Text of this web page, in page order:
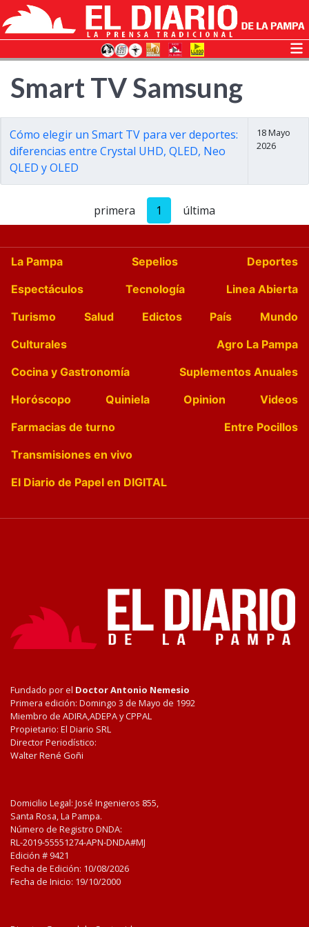
Smart TV Samsung
Cómo elegir un Smart TV para ver deportes:
diferencias entre Crystal UHD, QLED, Neo
QLED y OLED
18 Mayo
2026
primera 1 última
La Pampa Sepelios
Deportes
Espectáculos
Tecnología
Linea Abierta
Turismo
Salud Edictos País
Mundo
Culturales
Agro La Pampa
Cocina y Gastronomía
Suplementos Anuales
Horóscopo
Quiniela Opinion
Videos
Farmacias de turno
Entre Pocillos
Transmisiones en vivo
El Diario de Papel en DIGITAL
Fundado por el Doctor Antonio Nemesio
Primera edición: Domingo 3 de Mayo de 1992
Miembro de ADIRA,ADEPA y CPPAL
Propietario: El Diario SRL
Director Periodístico:
Walter René Goñi
Domicilio Legal: José Ingenieros 855,
Santa Rosa, La Pampa.
Número de Registro DNDA:
RL-2019-55551274-APN-DNDA#MJ
Edición # 9421
Fecha de Edición: 10/08/2026
Fecha de Inicio: 19/10/2000